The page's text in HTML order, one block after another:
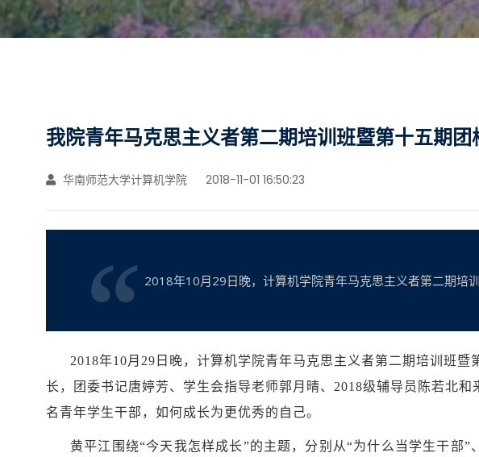
我院青年马克思主义者第二期培训班暨第十五期团
华南师范大学计算机学院 2018-11-01 16:50:23
2018年10月29日晚，计算机学院青年马克思主义者第二期培
2018年10月29日晚，计算机学院青年马克思主义者第二期培训班
长，团委书记唐婷芳、学生会指导老师郭月晴、2018级辅导员陈若北
名青年学生干部，如何成长为更优秀的自己。
黄平江围绕“今天我怎样成长”的主题，分别从“为什么当学生干部